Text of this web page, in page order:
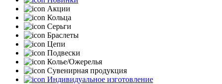
Акции
Кольца
Серьги
Браслеты
Цепи
Подвески
Колье/Ожерелья
Сувенирная продукция
Индивидуальное изготовление